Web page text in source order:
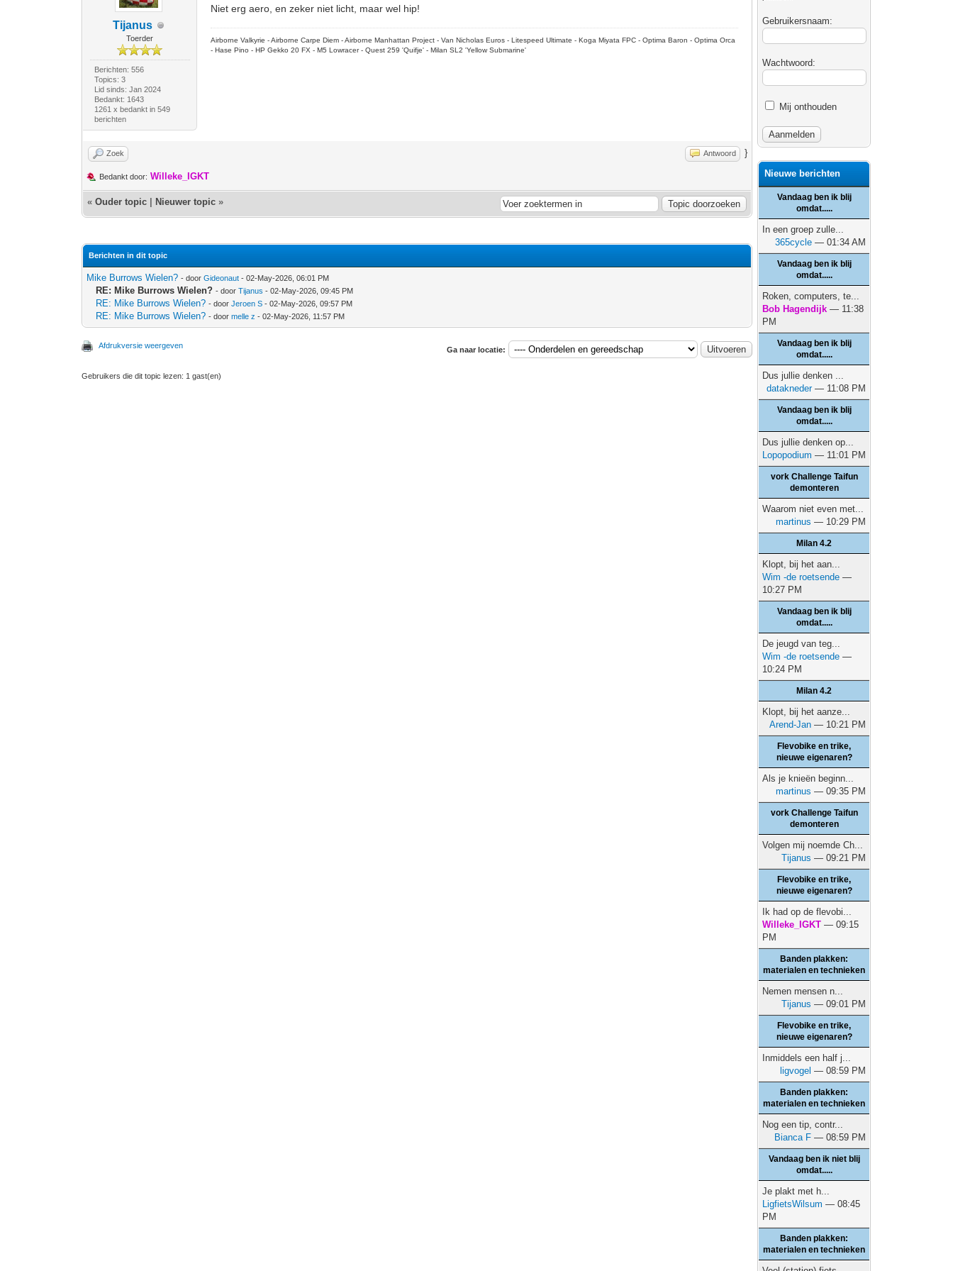
Tijanus
Toerder
Berichten: 556
Topics: 3
Lid sinds: Jan 2024
Bedankt: 1643
1261 x bedankt in 549
berichten
Niet erg aero, en zeker niet licht, maar wel hip!
Airborne Valkyrie - Airborne Carpe Diem - Airborne Manhattan Project - Van Nicholas Euros - Litespeed Ultimate - Koga Miyata FPC - Optima Baron - Optima Orca
- Hase Pino - HP Gekko 20 FX - M5 Lowracer - Quest 259 'Quifje' - Milan SL2 'Yellow Submarine'
Zoek Antwoord }
Bedankt door: Willeke_IGKT
«Ouder topic Nieuwer topic »
Berichten in dit topic
Mike Burrows Wielen? - doorGideonaut - 02-May-2026, 06:01 PM
RE: Mike Burrows Wielen? - doorTijanus - 02-May-2026, 09:45 PM
RE: Mike Burrows Wielen? - doorJeroen S - 02-May-2026, 09:57 PM
RE: Mike Burrows Wielen? - doormelle z - 02-May-2026, 11:57 PM
Afdrukversie weergeven Ga naar locatie:
Gebruikers die dit topic lezen: 1 gast(en)
Gebruikersnaam:
Wachtwoord:
Mij onthouden
Nieuwe berichten
Vandaag ben ik blij
omdat.....
In een groep zulle...
365cycle — 01:34 AM
Vandaag ben ik blij
omdat.....
Roken, computers, te...
Bob Hagendijk — 11:38
PM
Vandaag ben ik blij
omdat.....
Dus jullie denken ...
datakneder— 11:08 PM
Vandaag ben ik blij
omdat.....
Dus jullie denken op...
Lopopodium — 11:01 PM
vork Challenge Taifun
demonteren
Waarom niet even met...
martinus — 10:29 PM
Milan 4.2
Klopt, bij het aan...
Wim -de roetsende —
10:27 PM
Vandaag ben ik blij
omdat.....
De jeugd van teg...
Wim -de roetsende —
10:24 PM
Milan 4.2
Klopt, bij het aanze...
Arend-Jan — 10:21 PM
Flevobike en trike,
nieuwe eigenaren?
Als je knieën beginn...
martinus — 09:35 PM
vork Challenge Taifun
demonteren
Volgen mij noemde Ch...
Tijanus — 09:21 PM
Flevobike en trike,
nieuwe eigenaren?
Ik had op de flevobi...
Willeke_IGKT — 09:15
PM
Banden plakken:
materialen en technieken
Nemen mensen n...
Tijanus — 09:01 PM
Flevobike en trike,
nieuwe eigenaren?
Inmiddels een half j...
ligvogel — 08:59 PM
Banden plakken:
materialen en technieken
Nog een tip, contr...
Bianca F — 08:59 PM
Vandaag ben ik niet blij
omdat.....
Je plakt met h...
LigfietsWilsum — 08:45
PM
Banden plakken:
materialen en technieken